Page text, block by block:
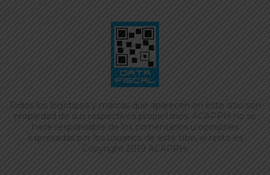
Todos los logotipos y marcas que aparecen en este sitio son
propiedad de sus respectivos propietarios. ACAPPH no se
hace responsable de los comentarios u opiniones
expresadas por los usuarios de este sitio, el resto es
Copyright 2019 ACAPPH.